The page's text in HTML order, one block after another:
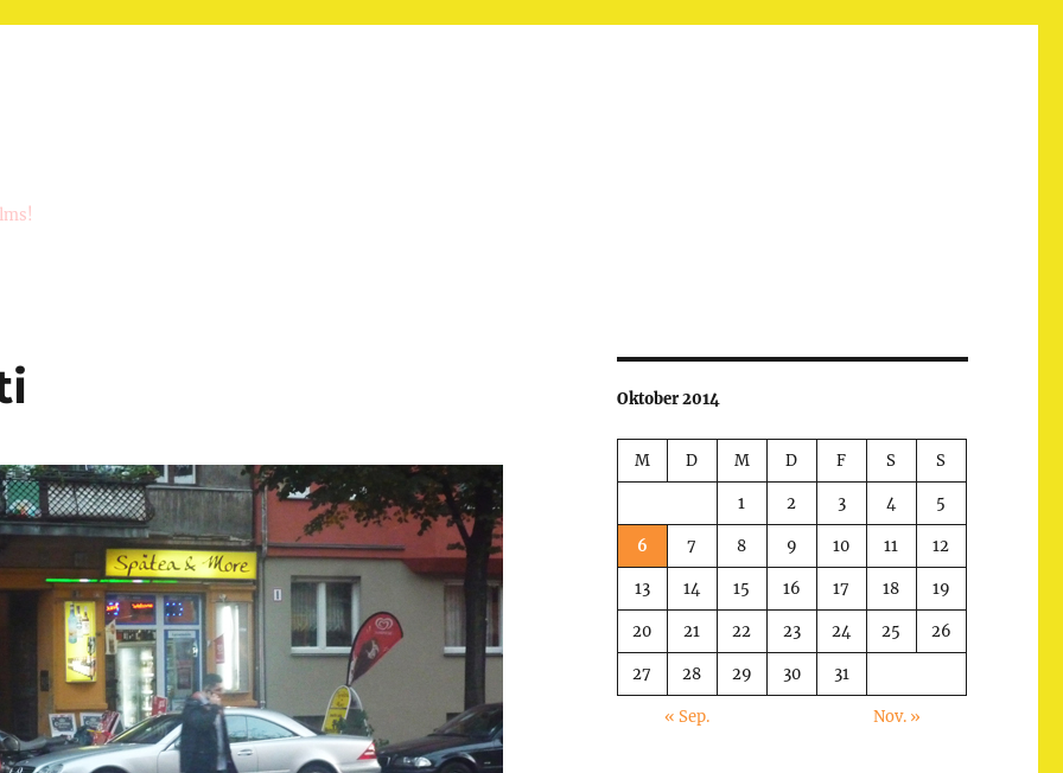
Oktober 2014
M D M D F S S
1 2 3 4 5
6 7 8 9 10 11 12
13 14 15 16 17 18 19
20 21 22 23 24 25 26
27 28 29 30 31
« Sep. Nov. »